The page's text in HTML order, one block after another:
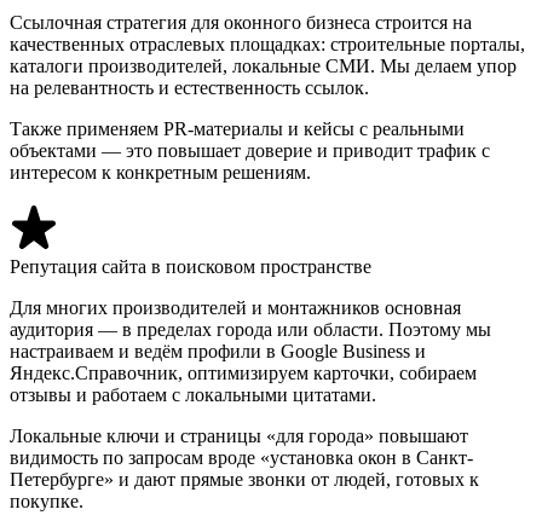
Ссылочная стратегия для оконного бизнеса строится на
качественных отраслевых площадках: строительные порталы,
каталоги производителей, локальные СМИ. Мы делаем упор
на релевантность и естественность ссылок.
Также применяем PR-материалы и кейсы с реальными
объектами — это повышает доверие и приводит трафик с
интересом к конкретным решениям.
Репутация сайта в поисковом пространстве
Для многих производителей и монтажников основная
аудитория — в пределах города или области. Поэтому мы
настраиваем и ведём профили в Google Business и
Яндекс.Справочник, оптимизируем карточки, собираем
отзывы и работаем с локальными цитатами.
Локальные ключи и страницы «для города» повышают
видимость по запросам вроде «установка окон в Санкт-
Петербурге» и дают прямые звонки от людей, готовых к
покупке.